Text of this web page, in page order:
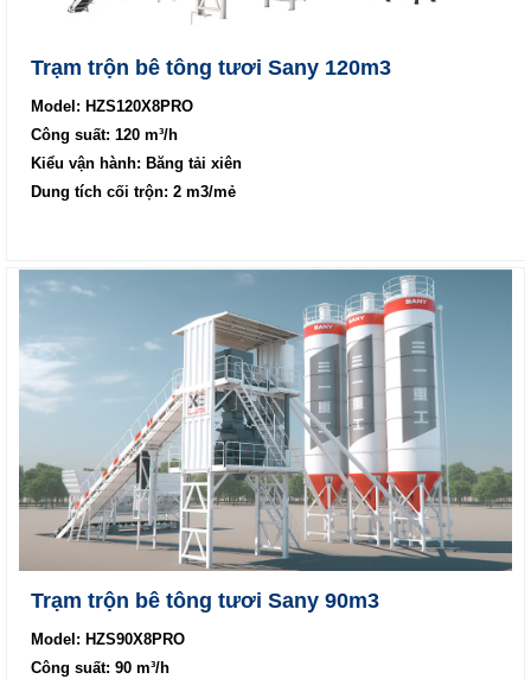
Trạm trộn bê tông tươi Sany 120m3
Model: HZS120X8PRO
Công suất: 120 m³/h
Kiểu vận hành: Băng tải xiên
Dung tích cối trộn: 2 m3/mẻ
Trạm trộn bê tông tươi Sany 90m3
Model: HZS90X8PRO
Công suất: 90 m³/h